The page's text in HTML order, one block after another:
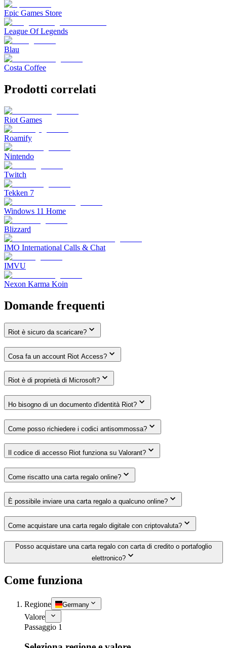
Epic Games Store
League Of Legends
Blau
Costa Coffee
Prodotti correlati
Riot Games
Roamify
Nintendo
Twitch
Tekken 7
Windows 11 Home
Blizzard
IMO International Calls & Chat
IMVU
Nexon Karma Koin
Domande frequenti
Riot è sicuro da scaricare?
Cosa fa un account Riot Access?
Riot è di proprietà di Microsoft?
Ho bisogno di un documento d'identità Riot?
Come posso richiedere i codici antisommossa?
Il codice di accesso Riot funziona su Valorant?
Come riscatto una carta regalo online?
È possibile inviare una carta regalo a qualcuno online?
Come acquistare una carta regalo digitale con criptovaluta?
Posso acquistare una carta regalo con carta di credito o portafoglio
elettronico?
Come funziona
Regione Germany
Valore
Passaggio 1